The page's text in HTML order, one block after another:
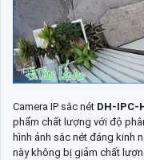
Camera IP sắc nét DH-IPC-
phẩm chất lượng với độ
hình ảnh sắc nét đáng kinh
này không bị giảm chất